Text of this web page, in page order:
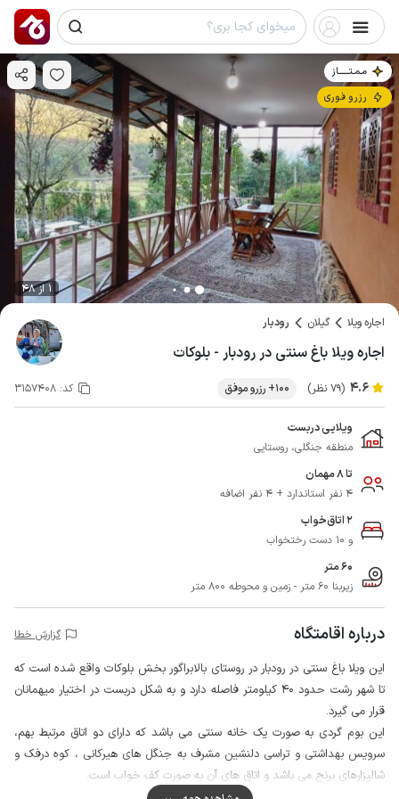
مـمـتــــــاز
رزرو فوری
1 از 48
اجاره ویلا گیلان رودبار
اجاره ویلا باغ سنتی در رودبار - بلوکات
4.6 (79 نظر) 100+ رزرو موفق کد: 3157408
ویلایی دربست
منطقه جنگلی، روستایی
تا 8 مهمان
4 نفر استاندارد + 4 نفر اضافه
2 اتاق‌خواب
و 10 دست رختخواب
60 متر
زیربنا 60 متر - زمین و محوطه 800 متر
درباره اقامتگاه گزارش خطا
این ویلا باغ سنتی در رودبار در روستای بالابراگور بخش بلوکات واقع شده است که
تا شهر رشت حدود 40 کیلومتر فاصله دارد و به شکل دربست در اختیار میهمانان
قرار می گیرد.
این بوم گردی به صورت یک خانه سنتی می باشد که دارای دو اتاق مرتبط بهم،
سرویس بهداشتی و تراسی دلنشین مشرف به جنگل های هیرکانی ، کوه درفک و
شالیزارهای برنج می باشد و اتاق های آن به صورت کف خواب است.